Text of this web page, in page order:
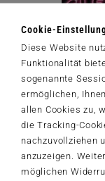
Cookie-
Diese Website
Funktionalität
sogenannte
ermöglichen,
allen Cookies zu,
die Tracking-
nachzuvollziehen
anzuzeigen.
möglichen
schön clever“, das
nominiert wurde, gilt
Zum Artikel